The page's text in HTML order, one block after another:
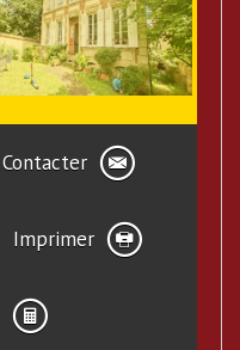
Contacter
Imprimer